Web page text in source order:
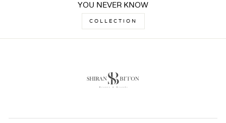
YOU NEVER KNOW
COLLECTION